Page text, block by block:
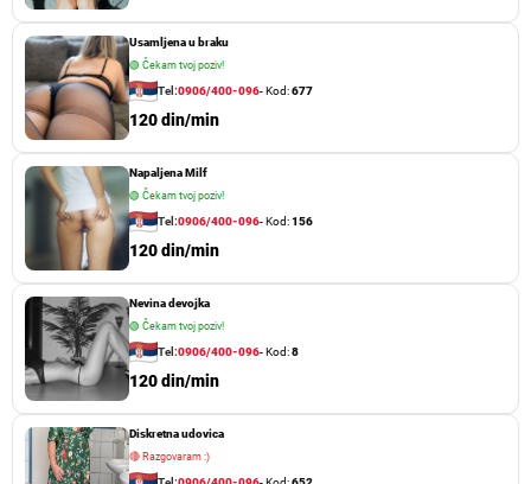
Usamljena u braku
🟢 Čekam tvoj poziv!
Tel:0906/400-096- Kod:677
120 din/min
Napaljena Milf
🟢 Čekam tvoj poziv!
Tel:0906/400-096- Kod:156
120 din/min
Nevina devojka
🟢 Čekam tvoj poziv!
Tel:0906/400-096- Kod:8
120 din/min
Diskretna udovica
🔴Razgovaram :)